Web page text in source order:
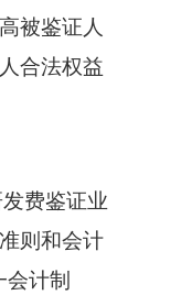
被鉴证人
合法权益
费鉴证业
则和会计
计制